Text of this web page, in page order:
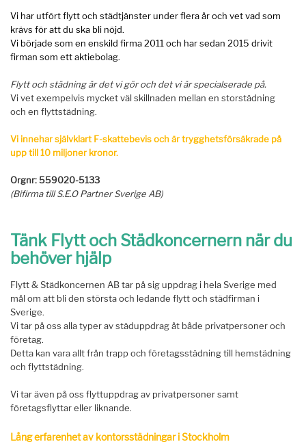
Vi har utfört flytt och städtjänster under flera år och vet vad som
krävs för att du ska bli nöjd.
Vi började som en enskild firma 2011 och har sedan 2015 drivit
firman som ett aktiebolag.
Flytt och städning är det vi gör och det vi är specialserade på.
Vi vet exempelvis mycket väl skillnaden mellan en storstädning
och en flyttstädning.
Vi innehar självklart F-skattebevis och är trygghetsförsäkrade på
upp till 10 miljoner kronor.
Orgnr: 559020-5133
(Bifirma till S.E.O Partner Sverige AB)
Tänk Flytt och Städkoncernern när du
behöver hjälp
Flytt & Städkoncernen AB tar på sig uppdrag i hela Sverige med
mål om att bli den största och ledande flytt och städfirman i
Sverige.
Vi tar på oss alla typer av städuppdrag åt både privatpersoner och
företag.
Detta kan vara allt från trapp och företagsstädning till hemstädning
och flyttstädning.
Vi tar även på oss flyttuppdrag av privatpersoner samt
företagsflyttar eller liknande.
Lång erfarenhet av kontorsstädningar i Stockholm